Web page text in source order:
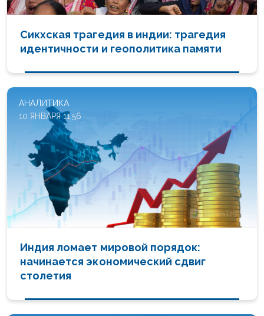
Сикхская трагедия в индии: трагедия
идентичности и геополитика памяти
АНАЛИТИКА
10 ЯНВАРЯ 11:56
Индия ломает мировой порядок:
начинается экономический сдвиг
столетия